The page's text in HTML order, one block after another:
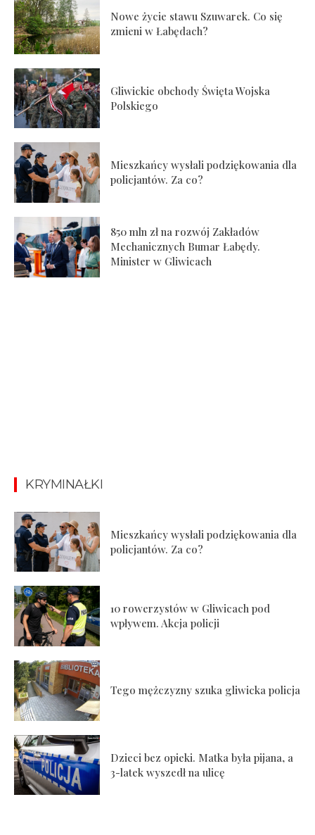
Nowe życie stawu Szuwarek. Co się
zmieni w Łabędach?
Gliwickie obchody Święta Wojska
Polskiego
Mieszkańcy wysłali podziękowania dla
policjantów. Za co?
850 mln zł na rozwój Zakładów
Mechanicznych Bumar Łabędy.
Minister w Gliwicach
KRYMINAŁKI
Mieszkańcy wysłali podziękowania dla
policjantów. Za co?
10 rowerzystów w Gliwicach pod
wpływem. Akcja policji
Tego mężczyzny szuka gliwicka policja
Dzieci bez opieki. Matka była pijana, a
3-latek wyszedł na ulicę